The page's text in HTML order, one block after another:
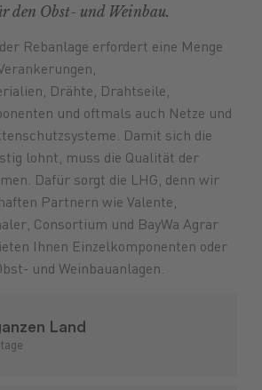
Düngung Anlagen Saatgut
ErsatzteileTreibstoffe
LebensmittelBrennstoffe
den Obst- und Weinbau.
Rebanlage erfordert eine Menge
Drähte, Drahtseile,
und oftmals auch Netze und
Damit sich die
lohnt, muss die Qualität der
Dafür sorgt die LHG, denn wir
Partnern wie Valente,
Consortium und BayWa Agrar
Ihnen Einzelkomponenten oder
und Weinbauanlagen.
Land